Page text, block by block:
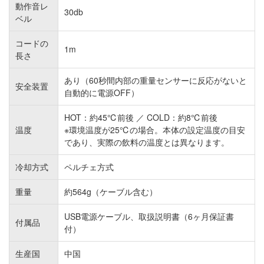
動作音レ
ベル
30db
コードの
長さ
1m
安全装置
あり（60秒間内部の重量センサーに反応がないと
自動的に電源OFF）
温度
HOT：約45℃前後 ／ COLD：約8℃前後
※環境温度が25℃の場合。本体の設定温度の目安
であり、実際の飲料の温度とは異なります。
冷却方式 ペルチェ方式
重量 約564g（ケーブル含む）
付属品
USB電源ケーブル、取扱説明書（6ヶ月保証書
付）
生産国 中国